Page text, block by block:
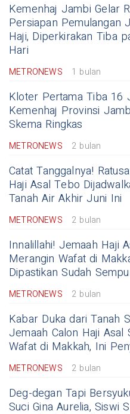
Kemenhaj Jambi Gelar
Persiapan Pemulangan
Haji, Diperkirakan Tiba
Hari
METRONEWS 1 bulan
Kloter Pertama Tiba 16
Kemenhaj Provinsi
Skema Ringkas
METRONEWS 2 bulan
Catat Tanggalnya!
Haji Asal Tebo
Tanah Air Akhir Juni Ini
METRONEWS 2 bulan
Innalillahi! Jemaah Haji
Merangin Wafat di
Dipastikan Sudah
METRONEWS 2 bulan
Kabar Duka dari Tanah
Jemaah Calon Haji Asal
Wafat di Makkah, Ini
METRONEWS 2 bulan
Deg-degan Tapi
Suci Gina Aurelia, Siswi